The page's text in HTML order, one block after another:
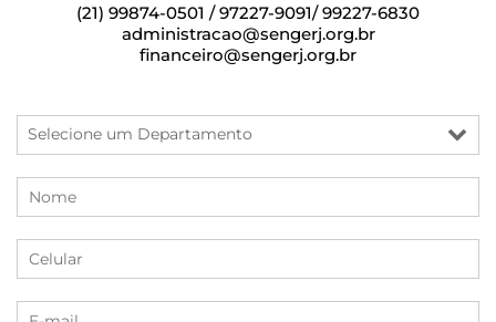
(21) 99874-0501 / 97227-9091/ 99227-6830
administracao@sengerj.org.br
financeiro@sengerj.org.br